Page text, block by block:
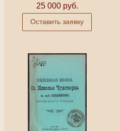
25 000 руб.
Оставить заявку